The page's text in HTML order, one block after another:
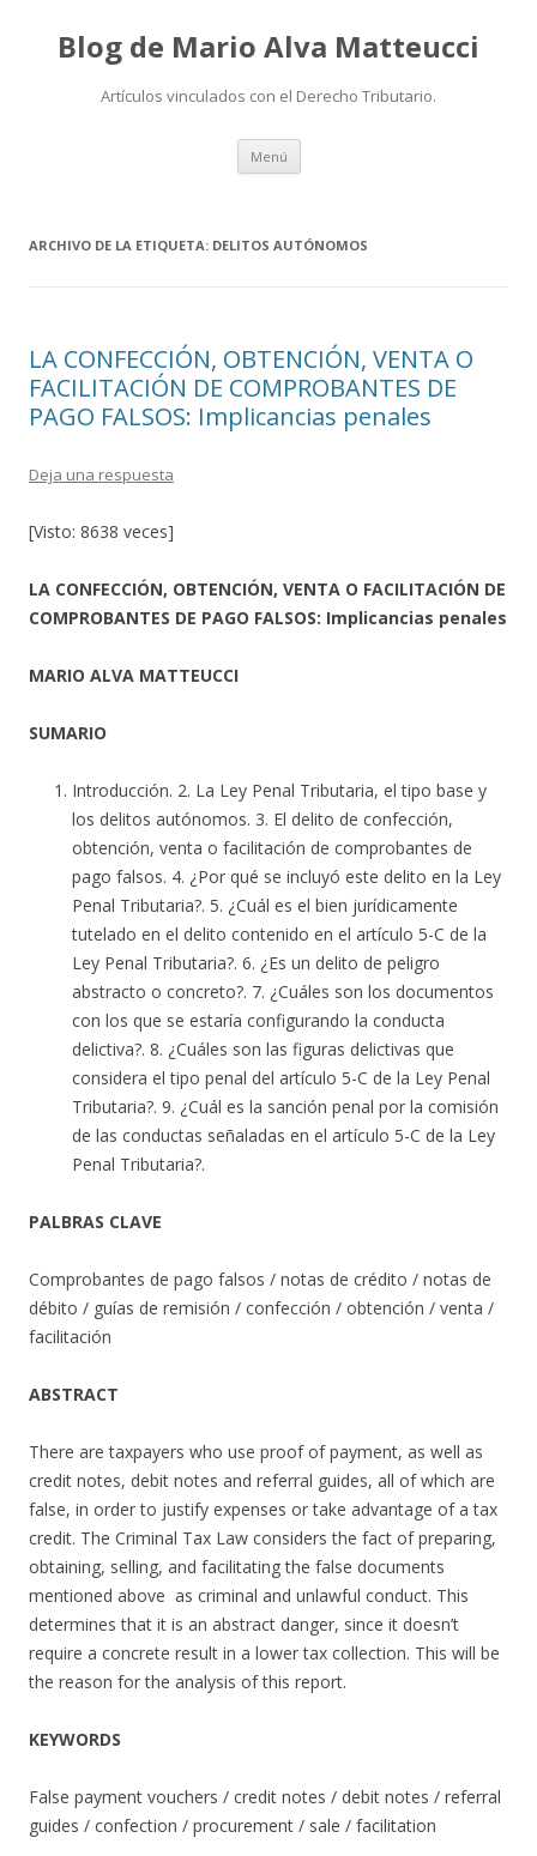
Blog de Mario Alva Matteucci
Artículos vinculados con el Derecho Tributario.
Menú Ir
contenido
ARCHIVO DE LA ETIQUETA: DELITOS AUTÓNOMOS
LA CONFECCIÓN, OBTENCIÓN, VENTA O
FACILITACIÓN DE COMPROBANTES DE
PAGO FALSOS: Implicancias penales
Deja una respuesta
[Visto: 8638 veces]
LA CONFECCIÓN, OBTENCIÓN, VENTA O FACILITACIÓN DE
COMPROBANTES DE PAGO FALSOS: Implicancias penales
MARIO ALVA MATTEUCCI
SUMARIO
Introducción. 2. La Ley Penal Tributaria, el tipo base y
los delitos autónomos. 3. El delito de confección,
obtención, venta o facilitación de comprobantes de
pago falsos. 4. ¿Por qué se incluyó este delito en la Ley
Penal Tributaria?. 5. ¿Cuál es el bien jurídicamente
tutelado en el delito contenido en el artículo 5-C de la
Ley Penal Tributaria?. 6. ¿Es un delito de peligro
abstracto o concreto?. 7. ¿Cuáles son los documentos
con los que se estaría configurando la conducta
delictiva?. 8. ¿Cuáles son las figuras delictivas que
considera el tipo penal del artículo 5-C de la Ley Penal
Tributaria?. 9. ¿Cuál es la sanción penal por la comisión
de las conductas señaladas en el artículo 5-C de la Ley
Penal Tributaria?.
PALBRAS CLAVE
Comprobantes de pago falsos / notas de crédito / notas de
débito / guías de remisión / confección / obtención / venta /
facilitación
ABSTRACT
There are taxpayers who use proof of payment, as well as
credit notes, debit notes and referral guides, all of which are
false, in order to justify expenses or take advantage of a tax
credit. The Criminal Tax Law considers the fact of preparing,
obtaining, selling, and facilitating the false documents
mentioned above as criminal and unlawful conduct. This
determines that it is an abstract danger, since it doesn’t
require a concrete result in a lower tax collection. This will be
the reason for the analysis of this report.
KEYWORDS
False payment vouchers / credit notes / debit notes / referral
guides / confection / procurement / sale / facilitation